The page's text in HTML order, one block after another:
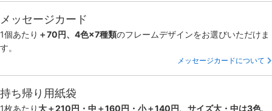
メッセージカード
1個あたり ＋70円、4色×7種類のフレームデザインをお選びいただけま
す。
メッセージカードについて
持ち帰り用紙袋
1枚あたり 大＋210円・中＋160円・小＋140円、サイズ大・中は3色、